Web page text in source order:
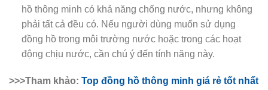
hồ thông minh có khả năng chống nước, nhưng không
phải tất cả đều có. Nếu người dùng muốn sử dụng
đồng hồ trong môi trường nước hoặc trong các hoạt
động chịu nước, cần chú ý đến tính năng này.
>>>Tham khảo: Top đồng hồ thông minh giá rẻ tốt nhất